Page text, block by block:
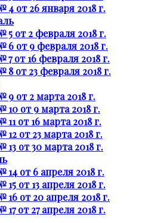
4 от 26 января 2018 г.
5 от 2 февраля 2018 г.
6 от 9 февраля 2018 г.
7 от 16 февраля 2018 г.
8 от 23 февраля 2018 г.
9 от 2 марта 2018 г.
10 от 9 марта 2018 г.
11 от 16 марта 2018 г.
12 от 23 марта 2018 г.
13 от 30 марта 2018 г.
14 от 6 апреля 2018 г.
15 от 13 апреля 2018 г.
16 от 20 апреля 2018 г.
17 от 27 апреля 2018 г.